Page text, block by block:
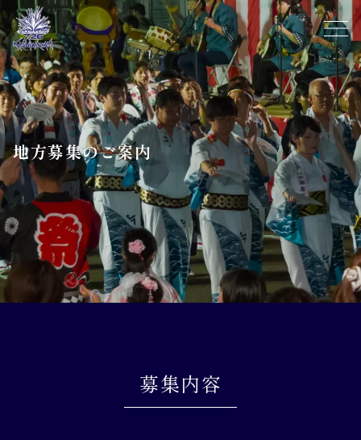
地方募集のご案内
募集内容